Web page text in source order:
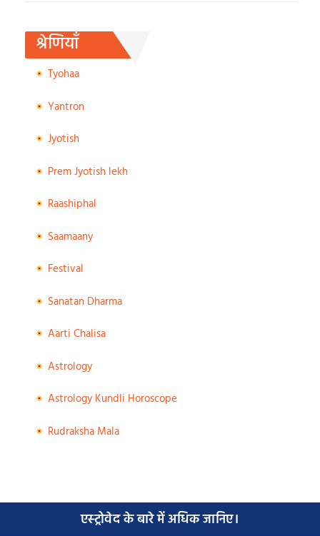
श्रेणियाँ
Tyohaa
Yantron
Jyotish
Prem Jyotish lekh
Raashiphal
Saamaany
Festival
Sanatan Dharma
Aarti Chalisa
Astrology
Astrology Kundli Horoscope
Rudraksha Mala
एस्ट्रोवेद के बारे में अधिक जानिए।